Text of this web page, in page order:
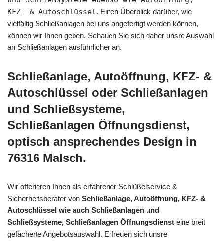
KFZ- & Autoschlüssel. Einen Überblick darüber, wie
vielfältig Schließanlagen bei uns angefertigt werden können,
können wir Ihnen geben. Schauen Sie sich daher unsre Auswahl
an Schließanlagen ausführlicher an.
Schließanlage, Autoöffnung, KFZ- &
Autoschlüssel oder Schließanlagen
und Schließsysteme,
Schließanlagen Öffnungsdienst,
optisch ansprechendes Design in
76316 Malsch.
Wir offerieren Ihnen als erfahrener Schlüßelservice &
Sicherheitsberater von Schließanlage, Autoöffnung, KFZ- &
Autoschlüssel wie auch Schließanlagen und
Schließsysteme, Schließanlagen Öffnungsdienst eine breit
gefächerte Angebotsauswahl. Erfreuen sich unsre